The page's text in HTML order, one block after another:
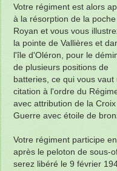
Votre régiment est alors
à la résorption de la poche
Royan et vous vous
la pointe de Vallières et
l'île d'Oléron, pour le
de plusieurs positions de
batteries, ce qui vous vaut
citation à l'ordre du
avec attribution de la Croix
Guerre avec étoile de
Votre régiment participe
après le peloton de sous-
serez libéré le 9 février